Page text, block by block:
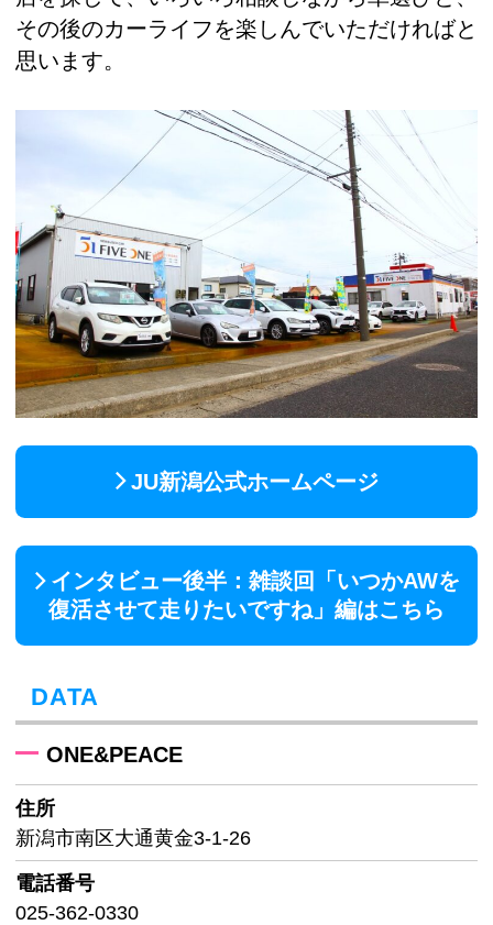
その後のカーライフを楽しんでいただければと
思います。
JU新潟公式ホームページ
インタビュー後半：雑談回「いつかAWを
復活させて走りたいですね」編はこちら
DATA
ONE&PEACE
住所
新潟市南区大通黄金3-1-26
電話番号
025-362-0330